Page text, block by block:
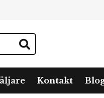
Kontakt